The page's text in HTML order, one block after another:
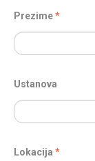
Prezime
Ustanova
Lokacija